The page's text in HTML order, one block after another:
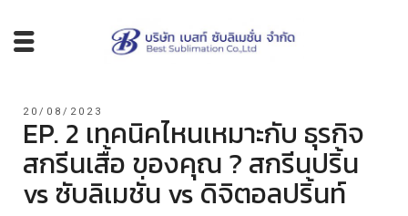
20/08/2023
EP. 2 เทคนิคไหนเหมาะกับ ธุรกิจ
สกรีนเสื้อ ของคุณ ? สกรีนปริ้น
vs ซับลิเมชั่น vs ดิจิตอลปริ้นท์